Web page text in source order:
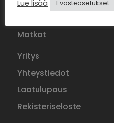
Matkat
Yritys
Yhteystiedot
Laatulupaus
Rekisteriseloste
Lue lisää
Evästeasetukset